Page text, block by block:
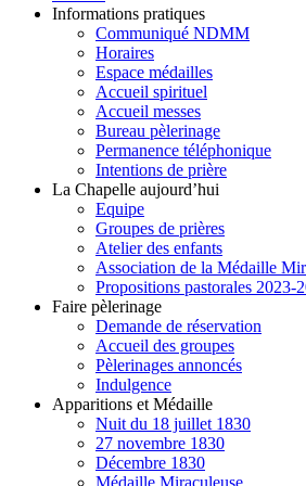
Informations pratiques
Communiqué NDMM
Horaires
Espace médailles
Accueil spirituel
Accueil messes
Bureau pèlerinage
Permanence téléphonique
Intentions de prière
La Chapelle aujourd’hui
Equipe
Groupes de prières
Atelier des enfants
Association de la Médaille
Propositions pastorales 2023-
Faire pèlerinage
Demande de réservation
Accueil des groupes
Pèlerinages annoncés
Indulgence
Apparitions et Médaille
Nuit du 18 juillet 1830
27 novembre 1830
Décembre 1830
Médaille Miraculeuse